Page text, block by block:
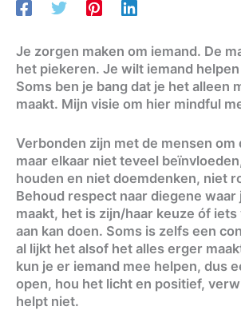
Je zorgen maken om iemand. De
het piekeren. Je wilt iemand
Soms ben je bang dat je het alleen
maakt. Mijn visie om hier mindful
Verbonden zijn met de mensen om
maar elkaar niet teveel
houden en niet doemdenken, niet
Behoud respect naar diegene waar
maakt, het is zijn/haar keuze óf
aan kan doen. Soms is zelfs een
al lijkt het alsof het alles erger
kun je er iemand mee helpen, dus
open, hou het licht en positief,
helpt niet.